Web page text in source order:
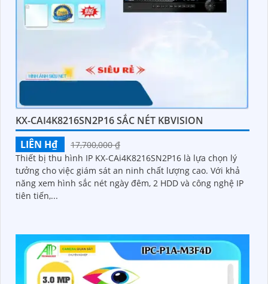
KX-CAI4K8216SN2P16 SẮC NÉT KBVISION
LIÊN H₫
17,700,000 ₫
Thiết bị thu hình IP KX-CAi4K8216SN2P16 là lựa chọn lý
tưởng cho việc giám sát an ninh chất lượng cao. Với khả
năng xem hình sắc nét ngày đêm, 2 HDD và công nghệ IP
tiên tiến,...